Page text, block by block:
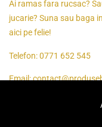
Ai ramas fara rucsac?
jucarie? Suna sau baga
aici pe felie!
Telefon:0771 652 545
Email: